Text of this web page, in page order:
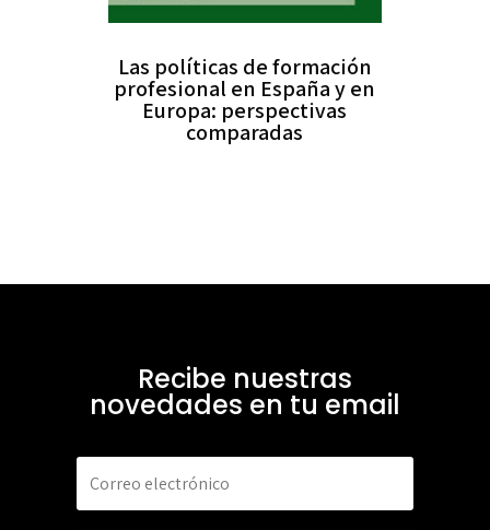
Las políticas de formación
profesional en España y en
Europa: perspectivas
comparadas
Recibe nuestras
novedades en tu email